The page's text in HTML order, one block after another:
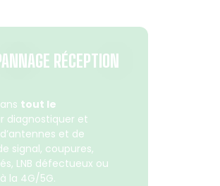
RÉCEPTION
tout le
diagnostiquer et
et de
signal, coupures,
LNB défectueux ou
la 4G/5G.